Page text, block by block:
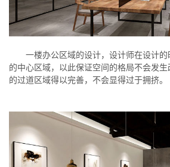
一楼办公区域的设计，设计师在设计的
的中心区域，以此保证空间的格局不会发
的过道区域得以完善，不会显得过于拥挤。